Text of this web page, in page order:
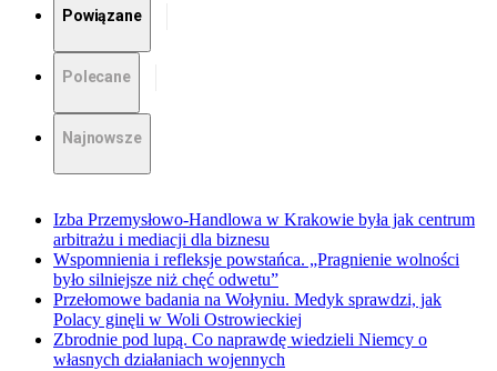
Powiązane
Polecane
Najnowsze
Izba Przemysłowo-Handlowa w Krakowie była jak centrum
arbitrażu i mediacji dla biznesu
Wspomnienia i refleksje powstańca. „Pragnienie wolności
było silniejsze niż chęć odwetu”
Przełomowe badania na Wołyniu. Medyk sprawdzi, jak
Polacy ginęli w Woli Ostrowieckiej
Zbrodnie pod lupą. Co naprawdę wiedzieli Niemcy o
własnych działaniach wojennych